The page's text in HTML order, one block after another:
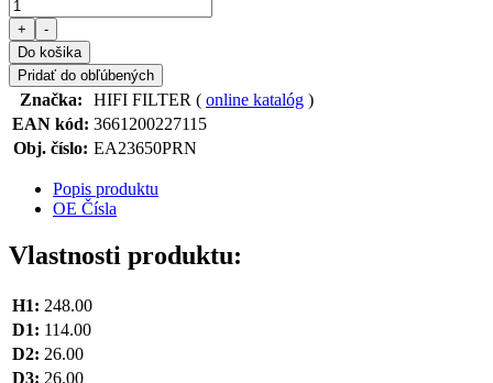
+
-
Do košika
Pridať do obľúbených
Značka: HIFI FILTER ( online katalóg )
EAN kód: 3661200227115
Obj. číslo: EA23650PRN
Popis produktu
OE Čísla
Vlastnosti produktu:
H1: 248.00
D1: 114.00
D2: 26.00
D3: 26.00